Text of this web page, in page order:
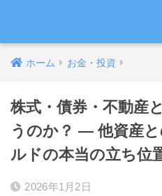
ホーム お金・投資
株式・債券・不動産
うのか？ ― 他資産
ルドの本当の立ち位
2026年1月2日